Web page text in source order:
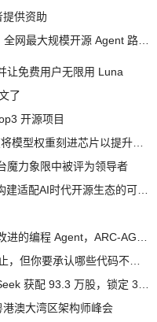
供资助
让免费用户无限用 Luna
了
开源项目
魔力象限中被评为领导者
澳大湾区架构师峰会